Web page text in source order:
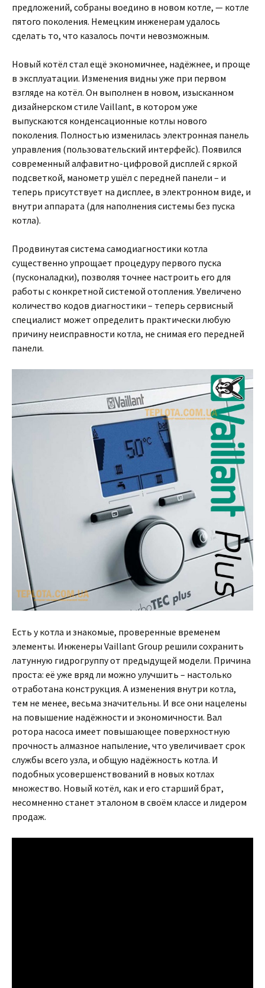
предложений, собраны воедино в новом котле, — котле
пятого поколения. Немецким инженерам удалось
сделать то, что казалось почти невозможным.
Новый котёл стал ещё экономичнее, надёжнее, и проще
в эксплуатации. Изменения видны уже при первом
взгляде на котёл. Он выполнен в новом, изысканном
дизайнерском стиле Vaillant, в котором уже
выпускаются конденсационные котлы нового
поколения. Полностью изменилась электронная панель
управления (пользовательский интерфейс). Появился
современный алфавитно-цифровой дисплей с яркой
подсветкой, манометр ушёл с передней панели – и
теперь присутствует на дисплее, в электронном виде, и
внутри аппарата (для наполнения системы без пуска
котла).
Продвинутая система самодиагностики котла
существенно упрощает процедуру первого пуска
(пусконаладки), позволяя точнее настроить его для
работы с конкретной системой отопления. Увеличено
количество кодов диагностики – теперь сервисный
специалист может определить практически любую
причину неисправности котла, не снимая его передней
панели.
Есть у котла и знакомые, проверенные временем
элементы. Инженеры Vaillant Group решили сохранить
латунную гидрогруппу от предыдущей модели. Причина
проста: её уже вряд ли можно улучшить – настолько
отработана конструкция. А изменения внутри котла,
тем не менее, весьма значительны. И все они нацелены
на повышение надёжности и экономичности. Вал
ротора насоса имеет повышающее поверхностную
прочность алмазное напыление, что увеличивает срок
службы всего узла, и общую надёжность котла. И
подобных усовершенствований в новых котлах
множество. Новый котёл, как и его старший брат,
несомненно станет эталоном в своём классе и лидером
продаж.